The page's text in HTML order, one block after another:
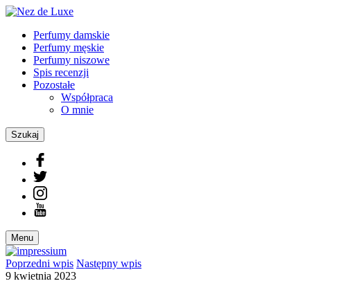
Perfumy damskie
Perfumy męskie
Perfumy niszowe
Spis recenzji
Pozostałe
Współpraca
O mnie
Szukaj
Menu
Poprzedni wpis Następny wpis
9 kwietnia 2023